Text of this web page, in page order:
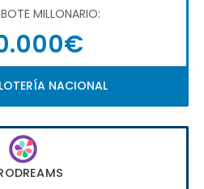
MILLONARIO:
NACIONAL